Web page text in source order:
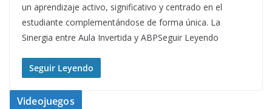
un aprendizaje activo, significativo y centrado en el
estudiante complementándose de forma única. La
Sinergia entre Aula Invertida y ABPSeguir Leyendo
Seguir Leyendo
Videojuegos